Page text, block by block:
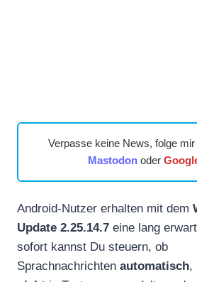
Verpasse keine News, folge
Mastodonoder
Android-Nutzer erhalten mit dem
Update 2.25.14.7 eine lang
sofort kannst Du steuern, ob
Sprachnachrichten automatisch,